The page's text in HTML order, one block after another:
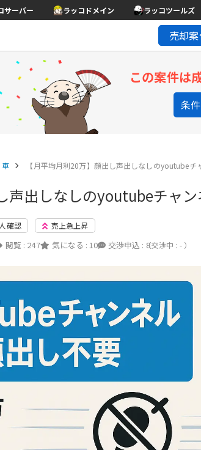
サーバー ラッコドメイン ラッコツールズ
売却
この案件は
条
車 【月平均月利20万】顔出し声出しなしのyoutubeチ
声出しなしのyoutubeチャン
確認 売上急上昇
閲覧 : 247 気になる : 10 交渉申込 : 8
（交渉中 : - ）